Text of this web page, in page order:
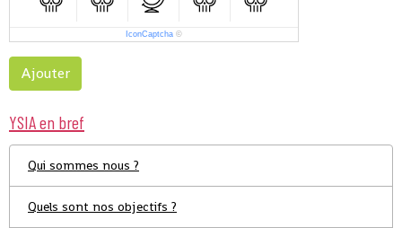
IconCaptcha ©
Ajouter
YSIA en bref
Qui sommes nous ?
Quels sont nos objectifs ?